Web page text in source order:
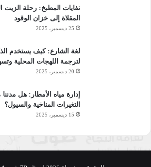
نفايات المطبخ: رحلة
المقلاة إلى خزان الوقود
25 ديسمبر، 2025
لغة الشارع: كيف يستخدم
لترجمة اللهجات المحلية
20 ديسمبر، 2025
إدارة مياه الأمطار: هل
التغيرات المناخية والسيول؟
15 ديسمبر، 2025